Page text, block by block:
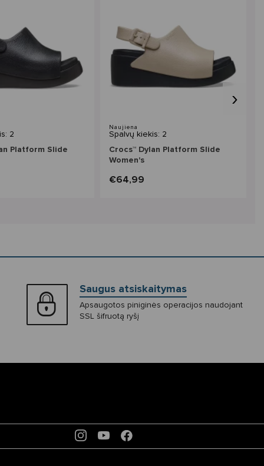
2
Platform Slide
Naujiena
Spalvų kiekis: 2
Crocs™ Dylan Platform Slide
Women's
€64,99
›
Saugus atsiskaitymas
Apsaugotos piniginės operacijos naudojant
SSL šifruotą ryšį
INSTAGRAM
YOUTUBEFACEBOOK